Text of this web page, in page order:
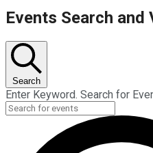
Events Search
Search
Enter Keyword. Search for